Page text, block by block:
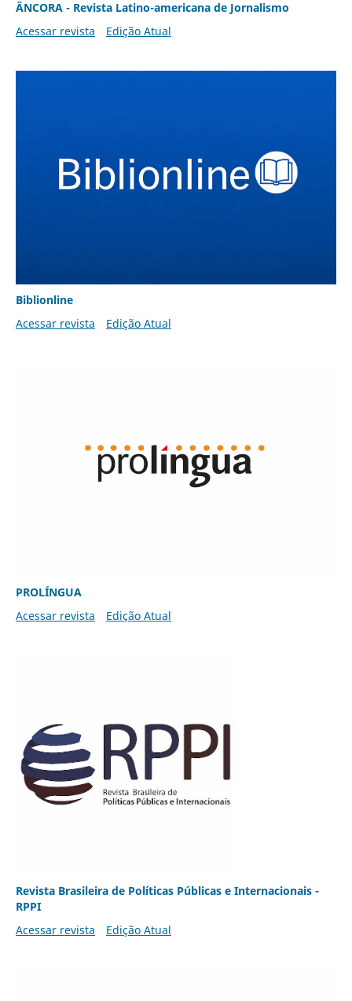
ÂNCORA - Revista Latino-americana de Jornalismo
Acessar revista
Edição Atual
Biblionline
Acessar revista
Edição Atual
PROLÍNGUA
Acessar revista
Edição Atual
Revista Brasileira de Políticas Públicas e Internacionais -
RPPI
Acessar revista
Edição Atual